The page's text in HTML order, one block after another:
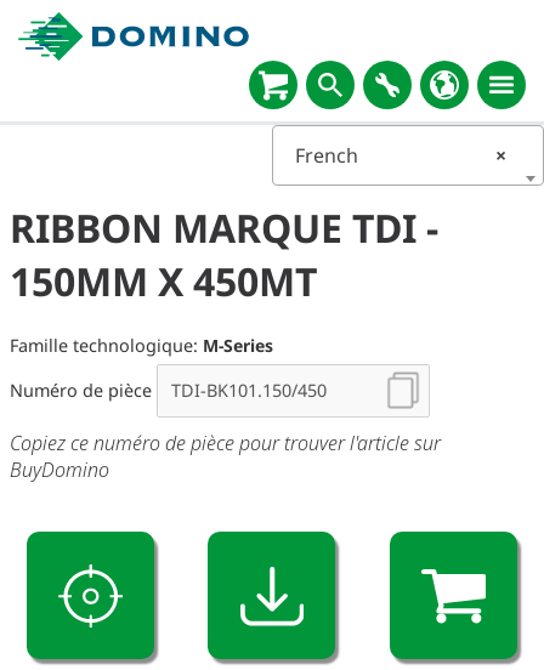
×
French
RIBBON MARQUE TDI -
150MM X 450MT
Famille technologique: M-Series
Numéro de pièce
Copiez ce numéro de pièce pour trouver l'article sur
BuyDomino